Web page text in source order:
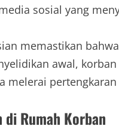
sosial yang
memastikan
awal,
melerai pertengkaran
Rumah Korban